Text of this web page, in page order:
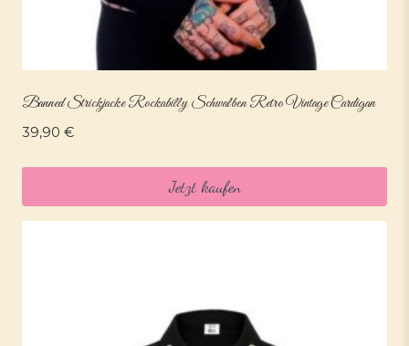
Banned Strickjacke Rockabilly Schwalben Retro Vintage Cardigan
39,90 €
Jetzt kaufen